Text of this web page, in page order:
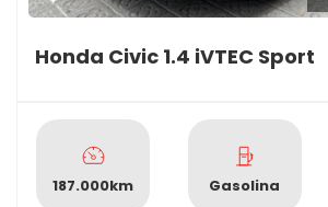
Honda Civic 1.4 iVTEC Sport
187.000km Gasolina